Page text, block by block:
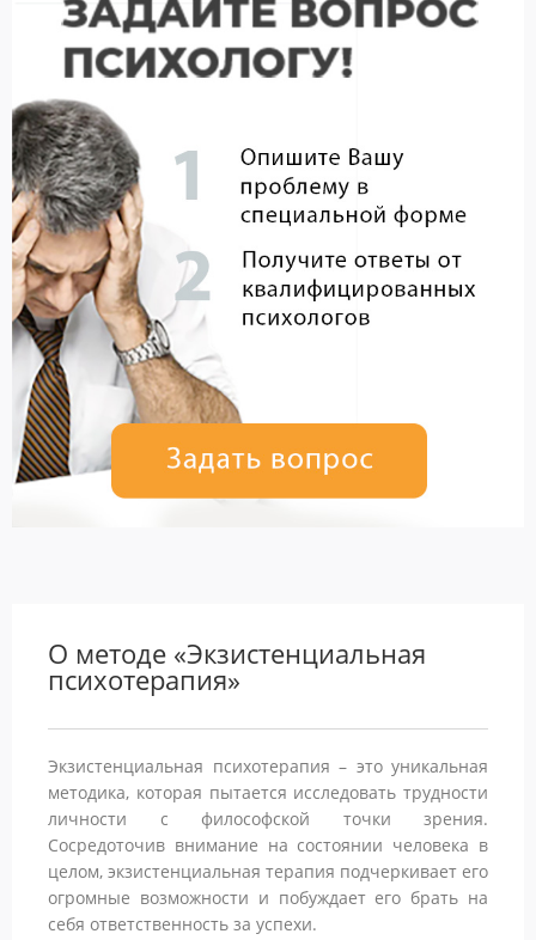
О методе «Экзистенциальная
психотерапия»
Экзистенциальная психотерапия – это уникальная
методика, которая пытается исследовать трудности
личности с философской точки зрения.
Сосредоточив внимание на состоянии человека в
целом, экзистенциальная терапия подчеркивает его
огромные возможности и побуждает его брать на
себя ответственность за успехи.